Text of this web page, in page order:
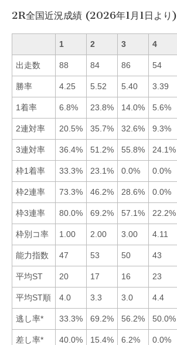
2R全国近況成績 (2026年1月1日より)
1 2 3 4
出走数 88 84 86 54
勝率 4.25 5.52 5.40 3.39
1着率 6.8% 23.8% 14.0% 5.6%
2連対率 20.5% 35.7% 32.6% 9.3%
3連対率 36.4% 51.2% 55.8% 24.1%
枠1着率 33.3% 23.1% 0.0% 0.0%
枠2連率 73.3% 46.2% 28.6% 0.0%
枠3連率 80.0% 69.2% 57.1% 22.2%
枠別コ率 1.00 2.00 3.00 4.11
能力指数 47 53 50 43
平均ST 20 17 16 23
平均ST順 4.0 3.3 3.0 4.4
逃し率* 33.3% 69.2% 56.2% 50.0%
差し率* 40.0% 15.4% 6.2% 0.0%